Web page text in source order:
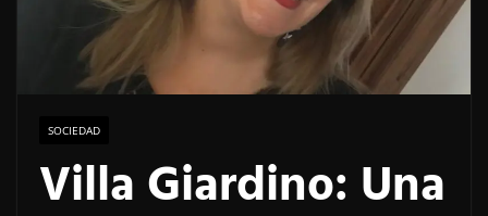
SOCIEDAD
Villa Giardino: Una